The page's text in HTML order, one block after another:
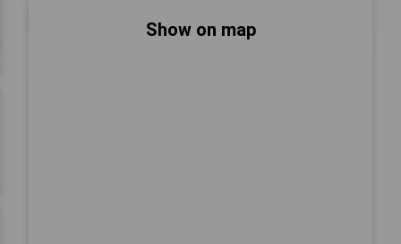
Show on map